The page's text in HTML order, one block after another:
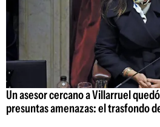
Un asesor cercano a Villarruel
presuntas amenazas: el trasfondo